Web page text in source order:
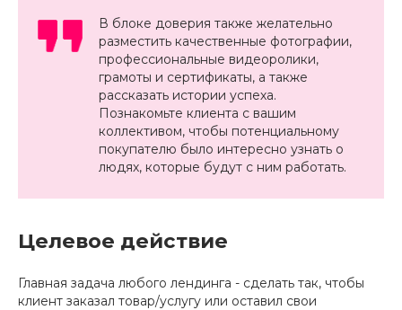
В блоке доверия также желательно
разместить качественные фотографии,
профессиональные видеоролики,
грамоты и сертификаты, а также
рассказать истории успеха.
Познакомьте клиента с вашим
коллективом, чтобы потенциальному
покупателю было интересно узнать о
людях, которые будут с ним работать.
Целевое действие
Главная задача любого лендинга - сделать так, чтобы
клиент заказал товар/услугу или оставил свои